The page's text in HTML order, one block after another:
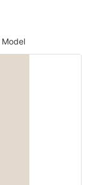
Model